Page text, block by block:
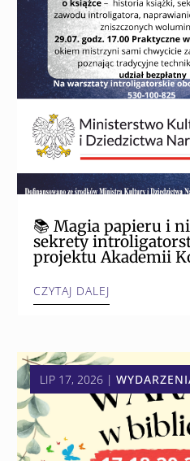
📚 Magia papieru i
sekrety
projektu Akademii
CZYTAJ DALEJ
LIP 17, 2026 |